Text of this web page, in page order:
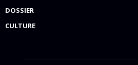
DOSSIER
CULTURE